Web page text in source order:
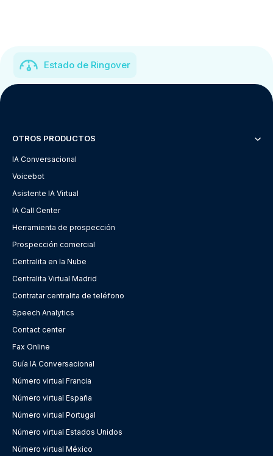
Estado de Ringover
OTROS PRODUCTOS
IA Conversacional
Voicebot
Asistente IA Virtual
IA Call Center
Herramienta de prospección
Prospección comercial
Centralita en la Nube
Centralita Virtual Madrid
Contratar centralita de teléfono
Speech Analytics
Contact center
Fax Online
Guía IA Conversacional
Número virtual Francia
Número virtual España
Número virtual Portugal
Número virtual Estados Unidos
Número virtual México